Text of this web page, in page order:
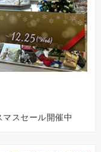
スセール開催中